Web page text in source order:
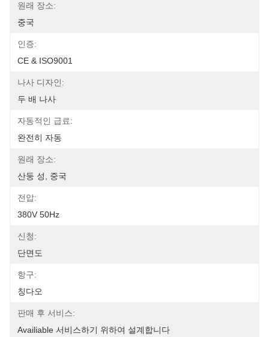
원래 장소:
중국
인증:
CE & ISO9001
나사 디자인:
두 배 나사
자동적인 급료:
완전히 자동
원래 장소:
산둥 성, 중국
전압:
380V 50Hz
신청:
단면도
항구:
칭다오
판매 후 서비스:
Availiable 서비스하기 위하여 설계합니다